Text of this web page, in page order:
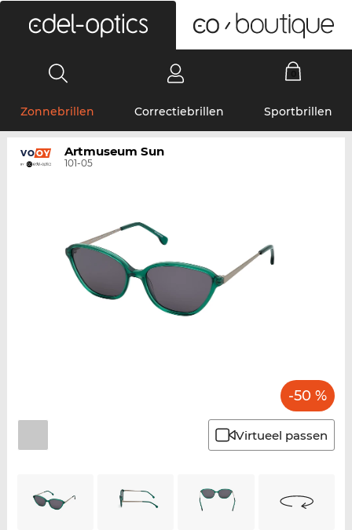
Zonnebrillen Correctiebrillen Sportbrillen
Artmuseum Sun
101-05
-50 %
Virtueel passen